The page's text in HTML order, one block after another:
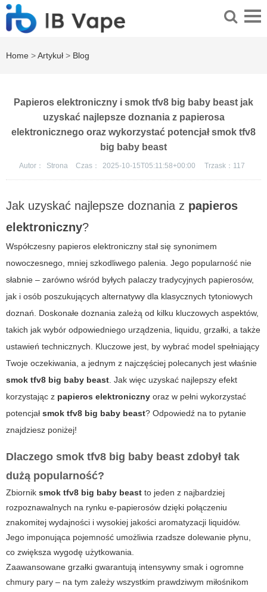
Home >Artykuł > Blog
Papieros elektroniczny i smok tfv8 big baby beast jak
uzyskać najlepsze doznania z papierosa
elektronicznego oraz wykorzystać potencjał smok tfv8
big baby beast
Autor： Strona Czas： 2025-10-15T05:11:58+00:00 Trzask： 117
Jak uzyskać najlepsze doznania z papieros
elektroniczny?
Współczesny papieros elektroniczny stał się synonimem
nowoczesnego, mniej szkodliwego palenia. Jego popularność nie
słabnie – zarówno wśród byłych palaczy tradycyjnych papierosów,
jak i osób poszukujących alternatywy dla klasycznych tytoniowych
doznań. Doskonałe doznania zależą od kilku kluczowych aspektów,
takich jak wybór odpowiedniego urządzenia, liquidu, grzałki, a także
ustawień technicznych. Kluczowe jest, by wybrać model spełniający
Twoje oczekiwania, a jednym z najczęściej polecanych jest właśnie
smok tfv8 big baby beast. Jak więc uzyskać najlepszy efekt
korzystając z papieros elektroniczny oraz w pełni wykorzystać
potencjał smok tfv8 big baby beast? Odpowiedź na to pytanie
znajdziesz poniżej!
Dlaczego smok tfv8 big baby beast zdobył tak
dużą popularność?
Zbiornik smok tfv8 big baby beast to jeden z najbardziej
rozpoznawalnych na rynku e-papierosów dzięki połączeniu
znakomitej wydajności i wysokiej jakości aromatyzacji liquidów.
Jego imponująca pojemność umożliwia rzadsze dolewanie płynu,
co zwiększa wygodę użytkowania.
Zaawansowane grzałki gwarantują intensywny smak i ogromne
chmury pary – na tym zależy wszystkim prawdziwym miłośnikom